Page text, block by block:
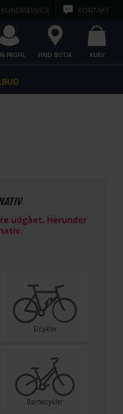
KUNDESERVICE KONTAKT
PROFIL FIND BUTIK KURV
udgået. Herunder
Elcykler
Børnecykler